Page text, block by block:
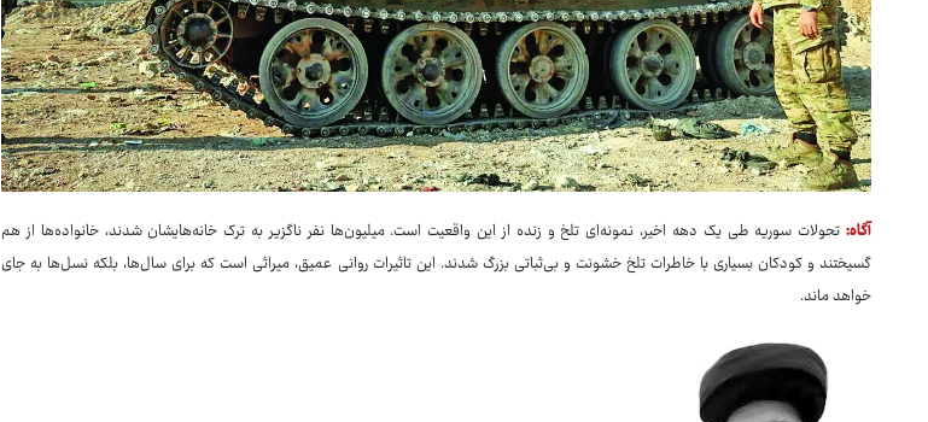
آگاه: تحولات سوریه طی یک دهه اخیر، نمونه‌ای تلخ و زنده از این واقعیت است. میلیون‌ها نفر ناگزیر به ترک خانه‌هایشان شدند، خانواده‌ها از هم
گسیختند و کودکان بسیاری با خاطرات تلخ خشونت و بی‌ثباتی بزرگ شدند. این تاثیرات روانی عمیق، میراثی است که برای سال‌ها، بلکه نسل‌ها به جای
خواهد ماند.